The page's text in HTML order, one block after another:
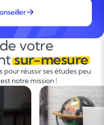
votre
sur-mesure
pour réussir ses études peu
notre mission !